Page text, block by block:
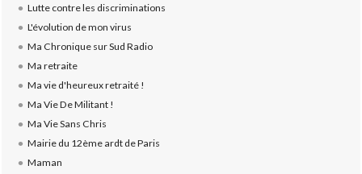
Lutte contre les discriminations
L'évolution de mon virus
Ma Chronique sur Sud Radio
Ma retraite
Ma vie d'heureux retraité !
Ma Vie De Militant !
Ma Vie Sans Chris
Mairie du 12ème ardt de Paris
Maman